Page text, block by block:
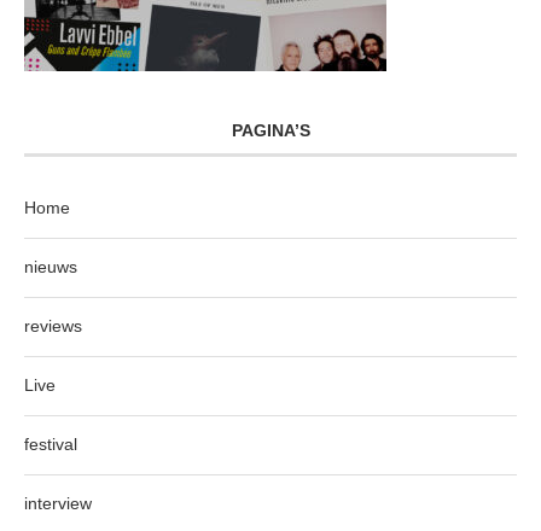
PAGINA’S
Home
nieuws
reviews
Live
festival
interview